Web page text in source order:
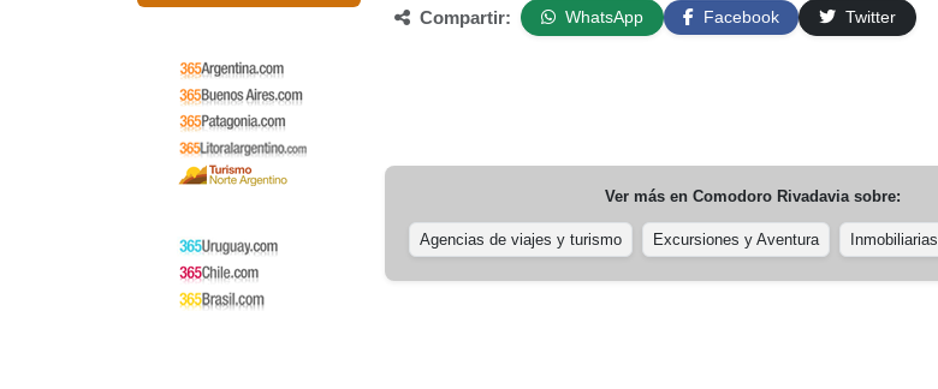
Compartir: WhatsApp Facebook Twitter
Ver más en Comodoro Rivadaviasobre:
Agencias de viajes y turismo Excursiones y Aventura Inmobiliarias